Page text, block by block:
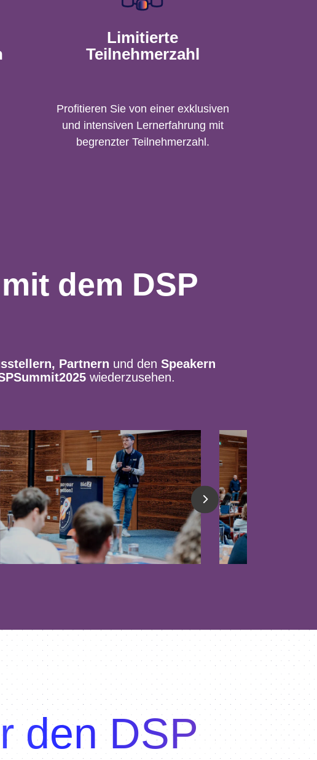
Limitierte
Teilnehmerzahl
Profitieren Sie von einer exklusiven
und intensiven Lernerfahrung mit
begrenzter Teilnehmerzahl.
dem DSP
Partnern und den Speakern
wiederzusehen.
den DSP